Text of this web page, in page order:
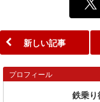
新しい記事
プロフィール
鉄乗